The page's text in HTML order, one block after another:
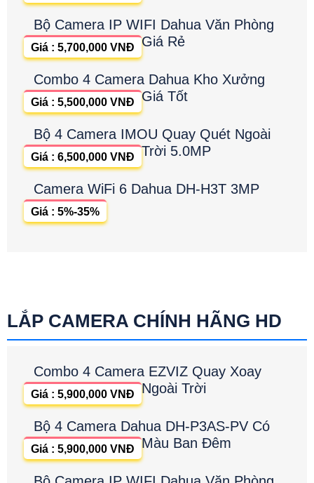
Bộ Camera IP WIFI Dahua Văn Phòng
Giá Rẻ
Giá : 5,700,000 VNĐ
Combo 4 Camera Dahua Kho Xưởng
Giá Tốt
Giá : 5,500,000 VNĐ
Bộ 4 Camera IMOU Quay Quét Ngoài
Trời 5.0MP
Giá : 6,500,000 VNĐ
Camera WiFi 6 Dahua DH-H3T 3MP
Giá : 5%-35%
LẮP CAMERA CHÍNH HÃNG HD
Combo 4 Camera EZVIZ Quay Xoay
Ngoài Trời
Giá : 5,900,000 VNĐ
Bộ 4 Camera Dahua DH-P3AS-PV Có
Màu Ban Đêm
Giá : 5,900,000 VNĐ